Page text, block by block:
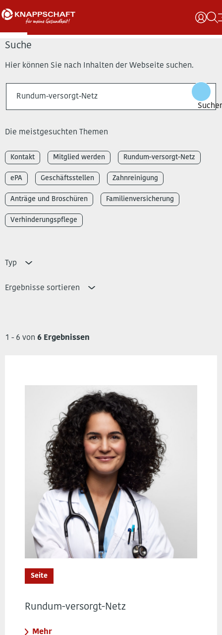
Suche
Hier können Sie nach Inhalten der Webseite suchen.
Die meistgesuchten Themen
Kontakt Mitglied werden Rundum-versorgt-Netz
ePA Geschäftsstellen Zahnreinigung
Anträge und Broschüren Familienversicherung
Verhinderungspflege
Typ
Ergebnisse sortieren
1 - 6 von 6 Ergebnissen
Seite
Rundum-versorgt-Netz
Mehr